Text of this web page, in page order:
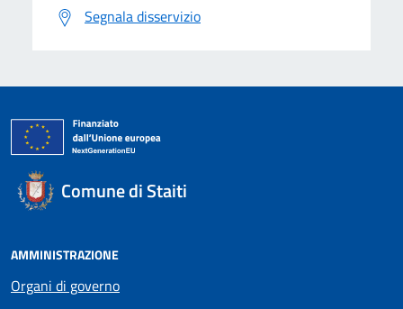
Segnala disservizio
Comune di Staiti
AMMINISTRAZIONE
Organi di governo